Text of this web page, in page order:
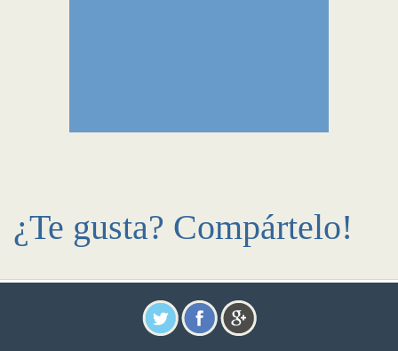
¿Te gusta? Compártelo!